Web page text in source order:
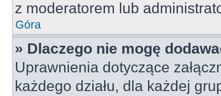
z moderatorem lub
Góra
» Dlaczego nie mogę
Uprawnienia dotyczące
każdego działu, dla każdej